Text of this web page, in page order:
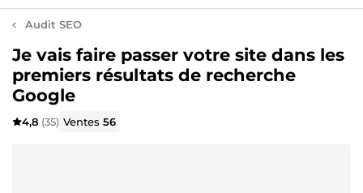
Audit SEO
Je vais faire passer votre site dans les
premiers résultats de recherche
Google
4,8 (35) Ventes56